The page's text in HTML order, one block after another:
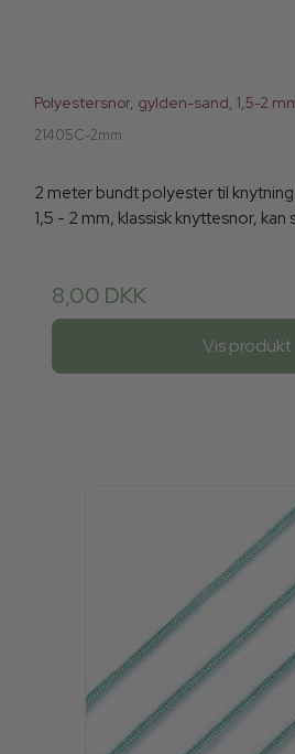
Polyestersnor, gylden-sand, 1,5-2
21405C-2mm
2 meter bundt polyester til
1,5 - 2 mm, klassisk knyttesnor, kan
8,00 DKK
Vis produkt